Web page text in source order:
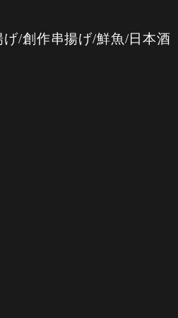
/創作串揚げ/鮮魚/日本酒